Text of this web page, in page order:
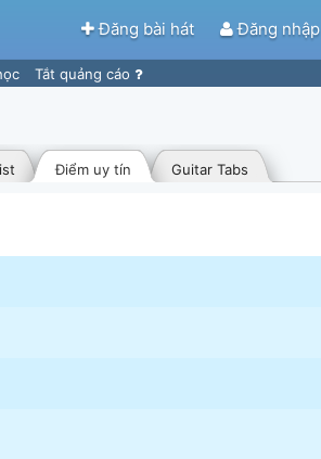
Đăng bài hát Đăng nhập
Tắt quảng cáo
Guitar Tabs
Điểm uy tín